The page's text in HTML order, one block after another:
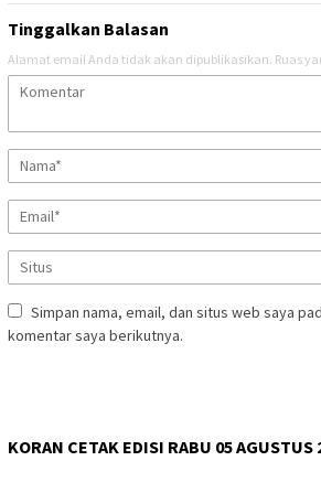
Tinggalkan Balasan
Alamat email Anda tidak akan dipublikasikan. Ruas
Simpan nama, email, dan situs web saya
komentar saya berikutnya.
KORAN CETAK EDISI RABU 05 AGUSTUS